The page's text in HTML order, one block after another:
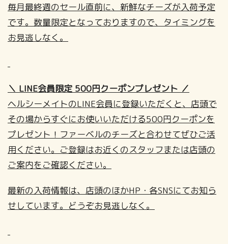
毎月最終週のセール直前に、新鮮なチーズが入荷予定
です。数量限定となっておりますので、タイミングを
お見逃しなく。
＼ LINE会員限定 500円クーポンプレゼント ／
ヘルシーメイトのLINE会員に登録いただくと、店頭で
その場からすぐにお使いいただける500円クーポンを
プレゼント！ファーベルのチーズと合わせてぜひご活
用ください。ご登録はお近くのスタッフまたは店頭の
ご案内をご確認ください。
最新の入荷情報は、店頭のほかHP・各SNSにてお知ら
せしています。どうぞお見逃しなく。